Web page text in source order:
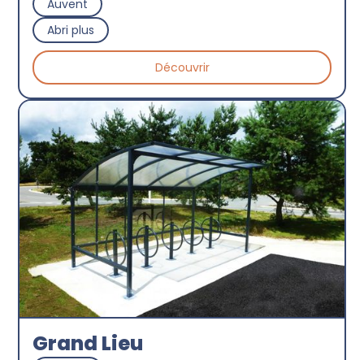
Auvent
Abri plus
Découvrir
Grand Lieu